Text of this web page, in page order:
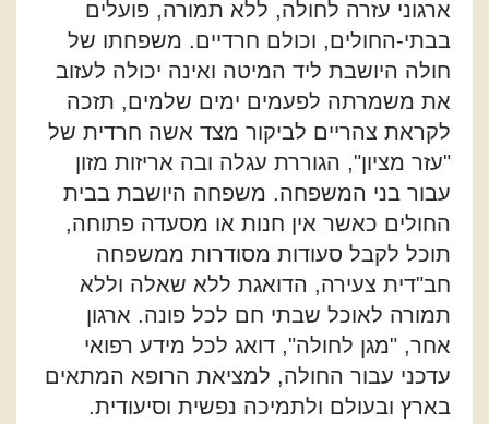
ארגוני עזרה לחולה, ללא תמורה, פועלים
בבתי-החולים, וכולם חרדיים. משפחתו של
חולה היושבת ליד המיטה ואינה יכולה לעזוב
את משמרתה לפעמים ימים שלמים, תזכה
לקראת צהריים לביקור מצד אשה חרדית של
"עזר מציון", הגוררת עגלה ובה אריזות מזון
עבור בני המשפחה. משפחה היושבת בבית
החולים כאשר אין חנות או מסעדה פתוחה,
תוכל לקבל סעודות מסודרות ממשפחה
חב"דית צעירה, הדואגת ללא שאלה וללא
תמורה לאוכל שבתי חם לכל פונה. ארגון
אחר, "מגן לחולה", דואג לכל מידע רפואי
עדכני עבור החולה, למציאת הרופא המתאים
בארץ ובעולם ולתמיכה נפשית וסיעודית.